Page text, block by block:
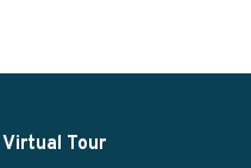
Virtual Tour